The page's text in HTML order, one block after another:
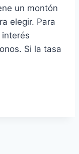
un montón
elegir. Para
Si la tasa